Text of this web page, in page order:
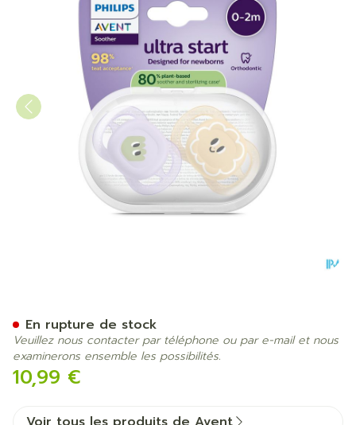
10,99 €
En rupture de stock
Veuillez nous contacter par téléphone ou par e-mail et nous
examinerons ensemble les possibilités.